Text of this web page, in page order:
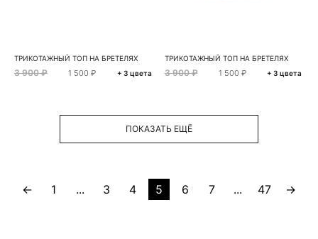
ТРИКОТАЖНЫЙ ТОП НА БРЕТЕЛЯХ
3 900 ₽ 1 500 ₽ + 3 цвета
ТРИКОТАЖНЫЙ ТОП НА БРЕТЕЛЯХ
3 900 ₽ 1 500 ₽ + 3 цвета
ПОКАЗАТЬ ЕЩЁ
← 1 ... 3 4 5 6 7 ... 47 →